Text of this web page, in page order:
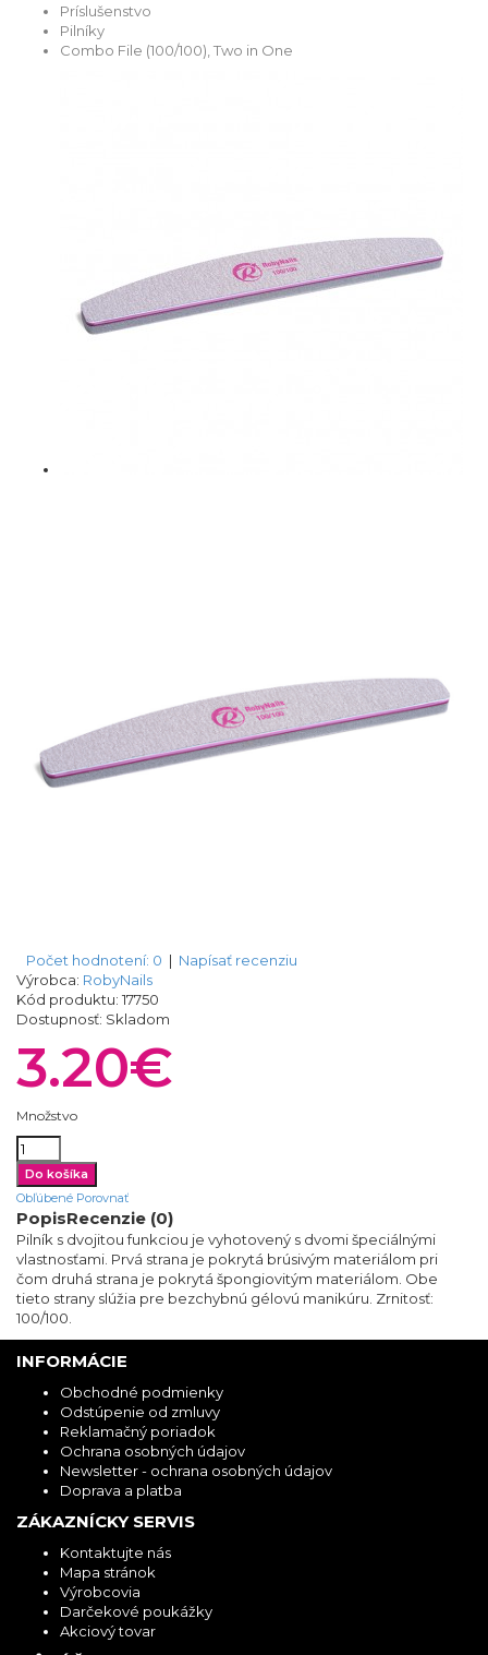
Príslušenstvo
Pilníky
Combo File (100/100), Two in One
Počet hodnotení: 0 | Napísať recenziu
Výrobca: RobyNails
Kód produktu: 17750
Dostupnosť: Skladom
3.20€
Množstvo
Obľúbené Porovnať
PopisRecenzie (0)
Pilník s dvojitou funkciou je vyhotovený s dvomi špeciálnými
vlastnosťami. Prvá strana je pokrytá brúsivým materiálom pri
čom druhá strana je pokrytá špongiovitým materiálom. Obe
tieto strany slúžia pre bezchybnú gélovú manikúru. Zrnitosť:
100/100.
INFORMÁCIE
Obchodné podmienky
Odstúpenie od zmluvy
Reklamačný poriadok
Ochrana osobných údajov
Newsletter - ochrana osobných údajov
Doprava a platba
ZÁKAZNÍCKY SERVIS
Kontaktujte nás
Mapa stránok
Výrobcovia
Darčekové poukážky
Akciový tovar